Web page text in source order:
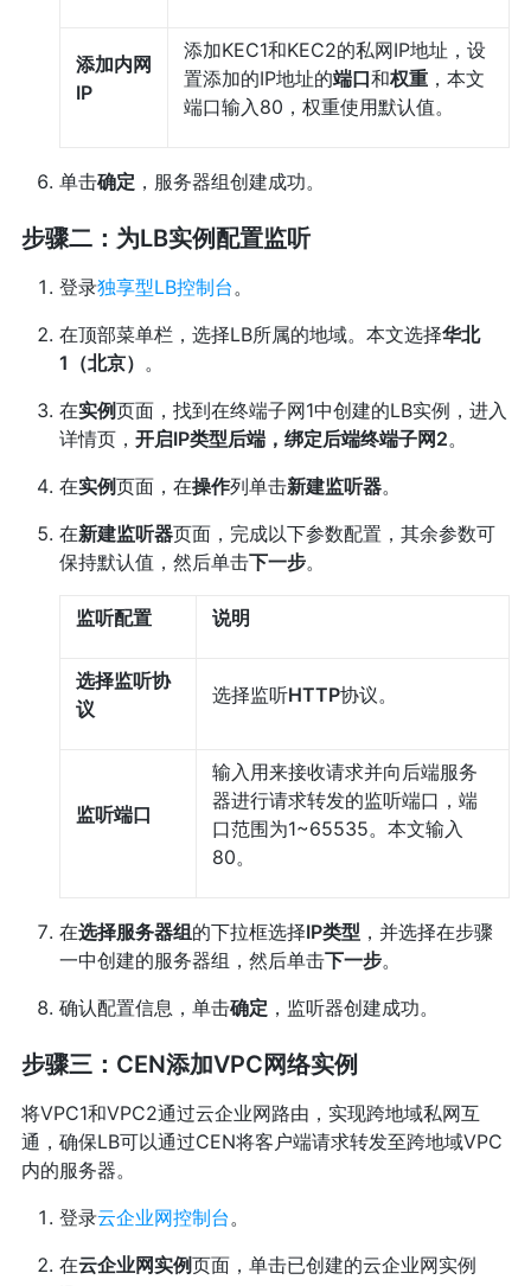
添加内网
IP
添加KEC1和KEC2的私网IP地址，设
置添加的IP地址的端口和权重，本文
端口输入80，权重使用默认值。
单击确定 ，服务器组创建成功。
步骤二：为LB实例配置监听
登录独享型LB控制台 。
在顶部菜单栏，选择LB所属的地域。本文选择华北
1（北京） 。
在实例页面，找到在终端子网1中创建的LB实例，进入
详情页， 开启IP类型后端，绑定后端终端子网2。
在实例页面，在操作列单击新建监听器。
在新建监听器页面，完成以下参数配置，其余参数可
保持默认值，然后单击下一步。
监听配置 说明
选择监听协
议
选择监听HTTP协议。
监听端口
输入用来接收请求并向后端服务
器进行请求转发的监听端口，端
口范围为1~65535。本文输入
80。
在选择服务器组的下拉框选择IP类型 ，并选择在步骤
一中创建的服务器组，然后单击下一步。
确认配置信息，单击确定 ，监听器创建成功。
步骤三：CEN添加VPC网络实例
将VPC1和VPC2通过云企业网路由，实现跨地域私网互
通，确保LB可以通过CEN将客户端请求转发至跨地域VPC
内的服务器。
登录云企业网控制台 。
在云企业网实例页面，单击已创建的云企业网实例